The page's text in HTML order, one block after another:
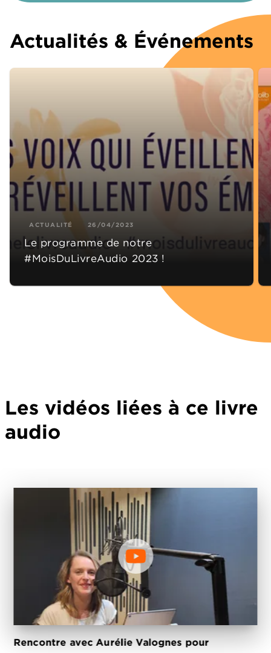
Actualités & Événements
ACTUALITÉ 26/04/2023
Le programme de notre
#MoisDuLivreAudio 2023 !
Les vidéos liées à ce livre
audio
Rencontre avec Aurélie Valognes pour